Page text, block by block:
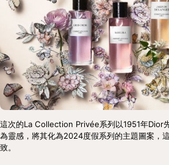
這次的La Collection Privée系列以1951年Dior
為靈感，將其化為2024度假系列的主題圖案，
致。